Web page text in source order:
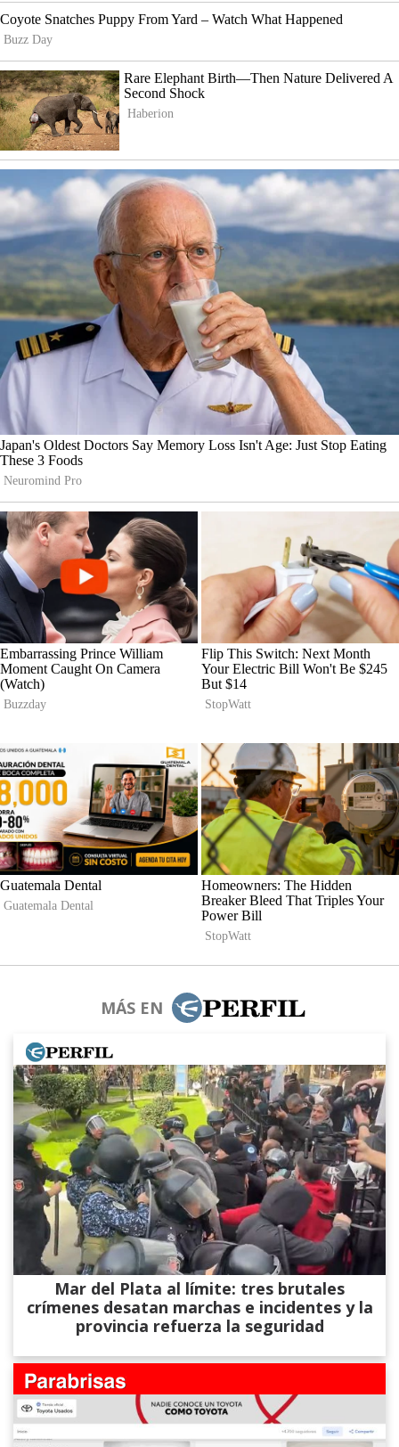
MÁS EN
Mar del Plata al límite: tres brutales
crímenes desatan marchas e incidentes y la
provincia refuerza la seguridad